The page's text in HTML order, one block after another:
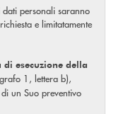
personali saranno
e limitatamente
di esecuzione della
1, lettera b),
un Suo preventivo